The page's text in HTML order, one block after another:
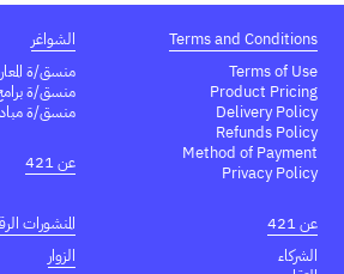
Terms and Conditions
Terms of Use
Product Pricing
Delivery Policy
Refunds Policy
Method of Payment
Privacy Policy
الشواغر
منسق/ة
منسق/ة
منسق/ة
عن 421
عن 421
الشركاء
المنشورات
الزوار